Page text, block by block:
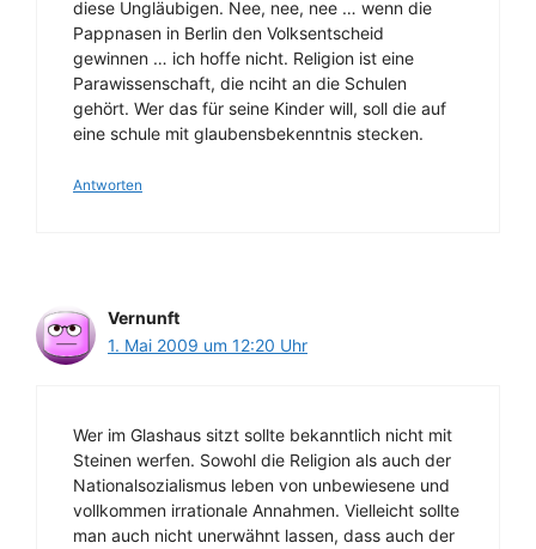
diese Ungläubigen. Nee, nee, nee … wenn die
Pappnasen in Berlin den Volksentscheid
gewinnen … ich hoffe nicht. Religion ist eine
Parawissenschaft, die nciht an die Schulen
gehört. Wer das für seine Kinder will, soll die auf
eine schule mit glaubensbekenntnis stecken.
Antworten
Vernunft
1. Mai 2009 um 12:20 Uhr
Wer im Glashaus sitzt sollte bekanntlich nicht mit
Steinen werfen. Sowohl die Religion als auch der
Nationalsozialismus leben von unbewiesene und
vollkommen irrationale Annahmen. Vielleicht sollte
man auch nicht unerwähnt lassen, dass auch der